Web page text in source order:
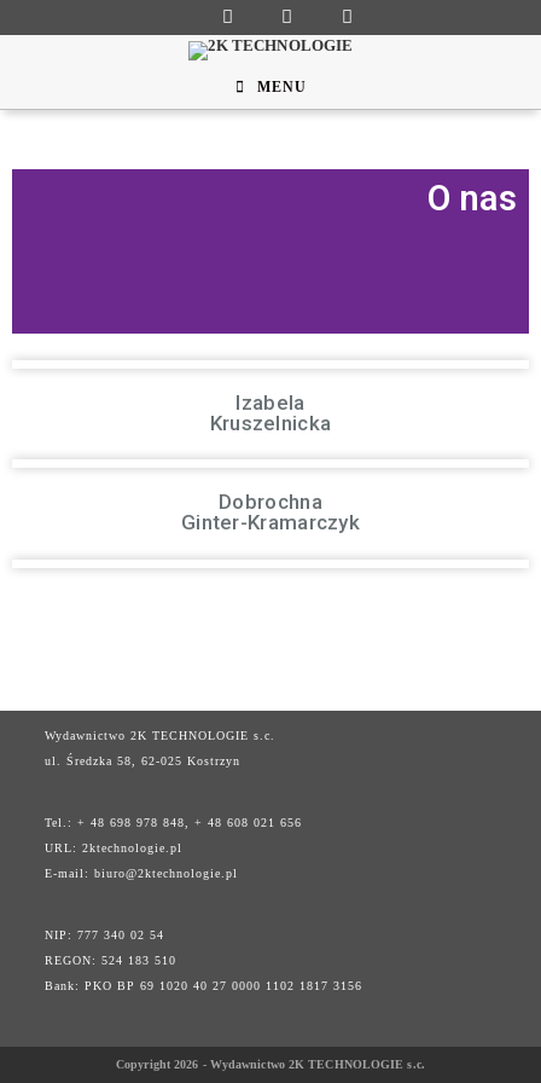
MENU
O nas
Izabela
Kruszelnicka
Dobrochna
Ginter-Kramarczyk
Wydawnictwo 2K TECHNOLOGIE s.c.
ul. Średzka 58, 62-025 Kostrzyn
Tel.: + 48 698 978 848, + 48 608 021 656
URL:2ktechnologie.pl
E-mail:biuro@2ktechnologie.pl
NIP: 777 340 02 54
REGON: 524 183 510
Bank: PKO BP 69 1020 40 27 0000 1102 1817 3156
Copyright 2026 - Wydawnictwo 2K TECHNOLOGIE s.c.